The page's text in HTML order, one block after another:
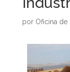
por Oficina de